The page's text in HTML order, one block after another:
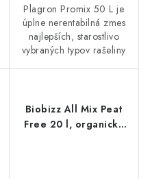
Plagron Promix 50 L je
úplne nerentabilná zmes
najlepších, starostlivo
vybraných typov rašeliny
Biobizz All Mix Peat
Free 20 l, organický